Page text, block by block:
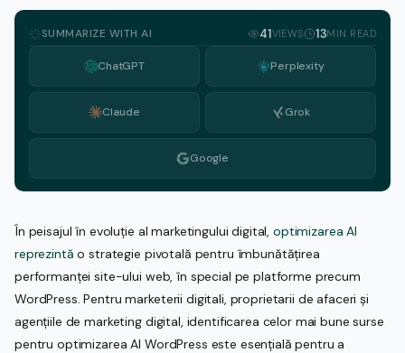
SUMMARIZE WITH AI 41VIEWS 13MIN READ
ChatGPT Perplexity
Claude Grok
Google
În peisajul în evoluție al marketingului digital, optimizarea AI
reprezintă o strategie pivotală pentru îmbunătățirea
performanței site-ului web, în special pe platforme precum
WordPress. Pentru marketerii digitali, proprietarii de afaceri și
agențiile de marketing digital, identificarea celor mai bune surse
pentru optimizarea AI WordPress este esențială pentru a